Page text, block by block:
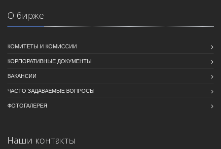
О бирже
КОМИТЕТЫ И КОМИССИИ
КОРПОРАТИВНЫЕ ДОКУМЕНТЫ
ВАКАНСИИ
ЧАСТО ЗАДАВАЕМЫЕ ВОПРОСЫ
ФОТОГАЛЕРЕЯ
Наши контакты